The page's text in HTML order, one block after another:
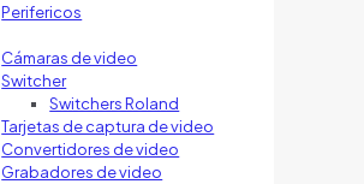
Perifericos
Cámaras de video
Switcher
Switchers Roland
Tarjetas de captura de video
Convertidores de video
Grabadores de video